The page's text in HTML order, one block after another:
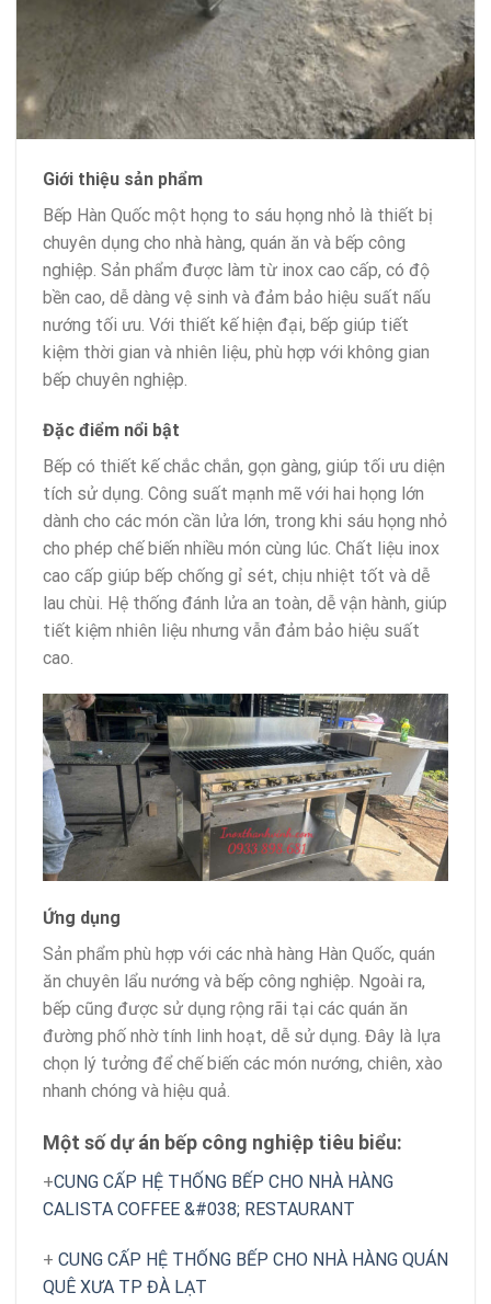
Giới thiệu sản phẩm
Bếp Hàn Quốc một họng to sáu họng nhỏ là thiết bị
chuyên dụng cho nhà hàng, quán ăn và bếp công
nghiệp. Sản phẩm được làm từ inox cao cấp, có độ
bền cao, dễ dàng vệ sinh và đảm bảo hiệu suất nấu
nướng tối ưu. Với thiết kế hiện đại, bếp giúp tiết
kiệm thời gian và nhiên liệu, phù hợp với không gian
bếp chuyên nghiệp.
Đặc điểm nổi bật
Bếp có thiết kế chắc chắn, gọn gàng, giúp tối ưu diện
tích sử dụng. Công suất mạnh mẽ với hai họng lớn
dành cho các món cần lửa lớn, trong khi sáu họng nhỏ
cho phép chế biến nhiều món cùng lúc. Chất liệu inox
cao cấp giúp bếp chống gỉ sét, chịu nhiệt tốt và dễ
lau chùi. Hệ thống đánh lửa an toàn, dễ vận hành, giúp
tiết kiệm nhiên liệu nhưng vẫn đảm bảo hiệu suất
cao.
Ứng dụng
Sản phẩm phù hợp với các nhà hàng Hàn Quốc, quán
ăn chuyên lẩu nướng và bếp công nghiệp. Ngoài ra,
bếp cũng được sử dụng rộng rãi tại các quán ăn
đường phố nhờ tính linh hoạt, dễ sử dụng. Đây là lựa
chọn lý tưởng để chế biến các món nướng, chiên, xào
nhanh chóng và hiệu quả.
Một số dự án bếp công nghiệp tiêu biểu:
+CUNG CẤP HỆ THỐNG BẾP CHO NHÀ HÀNG
CALISTA COFFEE &#038; RESTAURANT
+ CUNG CẤP HỆ THỐNG BẾP CHO NHÀ HÀNG QUÁN
QUÊ XƯA TP ĐÀ LẠT